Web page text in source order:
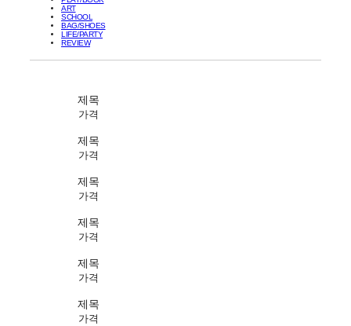
ART
SCHOOL
BAG/SHOES
LIFE/PARTY
REVIEW
제목
가격
제목
가격
제목
가격
제목
가격
제목
가격
제목
가격